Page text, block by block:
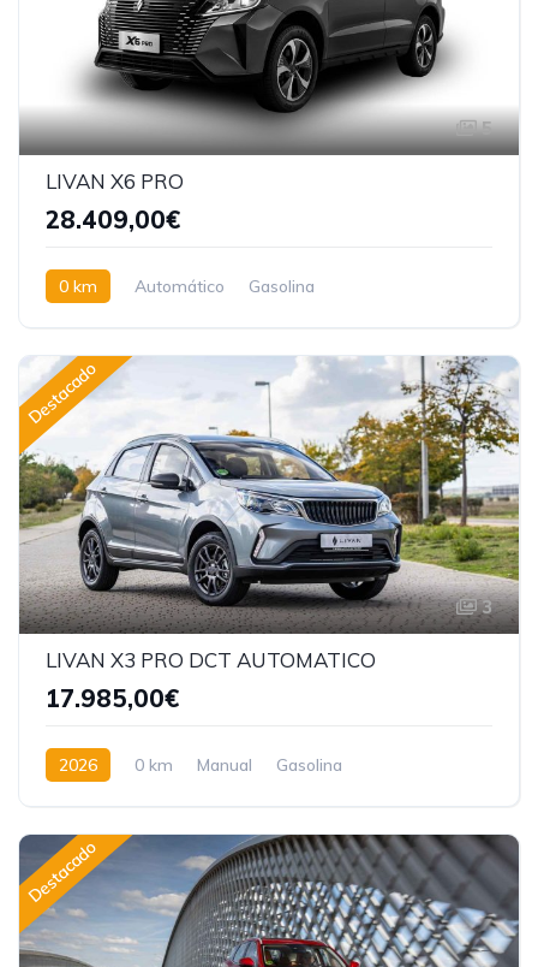
5
LIVAN X6 PRO
28.409,00€
0 km Automático
Gasolina
Destacado
3
LIVAN X3 PRO DCT AUTOMATICO
17.985,00€
2026 0 km Manual
Gasolina
Destacado